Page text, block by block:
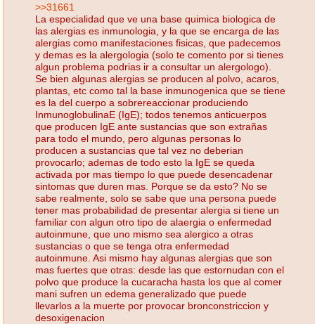
>>31661
La especialidad que ve una base quimica biologica de
las alergias es inmunologia, y la que se encarga de las
alergias como manifestaciones fisicas, que padecemos
y demas es la alergologia (solo te comento por si tienes
algun problema podrias ir a consultar un alergologo).
Se bien algunas alergias se producen al polvo, acaros,
plantas, etc como tal la base inmunogenica que se tiene
es la del cuerpo a sobrereaccionar produciendo
InmunoglobulinaE (IgE); todos tenemos anticuerpos
que producen IgE ante sustancias que son extrañas
para todo el mundo, pero algunas personas lo
producen a sustancias que tal vez no deberian
provocarlo; ademas de todo esto la IgE se queda
activada por mas tiempo lo que puede desencadenar
sintomas que duren mas. Porque se da esto? No se
sabe realmente, solo se sabe que una persona puede
tener mas probabilidad de presentar alergia si tiene un
familiar con algun otro tipo de alaergia o enfermedad
autoinmune, que uno mismo sea alergico a otras
sustancias o que se tenga otra enfermedad
autoinmune. Asi mismo hay algunas alergias que son
mas fuertes que otras: desde las que estornudan con el
polvo que produce la cucaracha hasta los que al comer
mani sufren un edema generalizado que puede
llevarlos a la muerte por provocar bronconstriccion y
desoxigenacion